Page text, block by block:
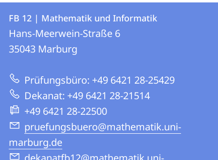
Kontakt
und
Informationen
zur
Website
Kontaktinformationen
FB
12
|
Mathematik
und
Informatik
FB 12 | Mathematik und Informatik
Hans-Meerwein-Straße 6
35043 Marburg
Prüfungsbüro: +49 6421 28-25429
Dekanat: +49 6421 28-21514
+49 6421 28-22500
pruefungsbuero@mathematik.uni-
marburg.de